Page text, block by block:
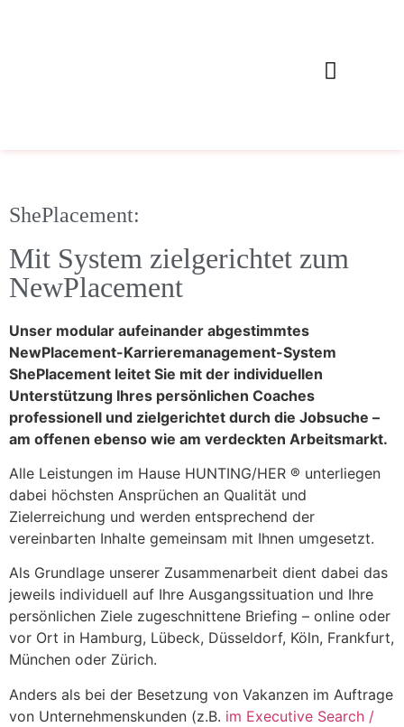
ShePlacement:
Mit System zielgerichtet zum
NewPlacement
Unser modular aufeinander abgestimmtes
NewPlacement-Karrieremanagement-System
ShePlacement leitet Sie mit der individuellen
Unterstützung Ihres persönlichen Coaches
professionell und zielgerichtet durch die Jobsuche –
am offenen ebenso wie am verdeckten Arbeitsmarkt.
Alle Leistungen im Hause HUNTING/HER ® unterliegen
dabei höchsten Ansprüchen an Qualität und
Zielerreichung und werden entsprechend der
vereinbarten Inhalte gemeinsam mit Ihnen umgesetzt.
Als Grundlage unserer Zusammenarbeit dient dabei das
jeweils individuell auf Ihre Ausgangssituation und Ihre
persönlichen Ziele zugeschnittene Briefing – online oder
vor Ort in Hamburg, Lübeck, Düsseldorf, Köln, Frankfurt,
München oder Zürich.
Anders als bei der Besetzung von Vakanzen im Auftrage
von Unternehmenskunden (z.B. im Executive Search /